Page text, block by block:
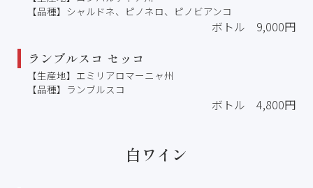
【品種】シャルドネ、ピノネロ、ピノビアンコ
ボトル 9,000円
ランブルスコ セッコ
【生産地】エミリアロマーニャ州
【品種】ランブルスコ
ボトル 4,800円
白ワイン